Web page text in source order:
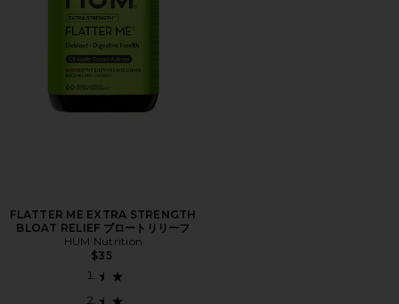
FLATTER ME EXTRA STRENGTH
BLOAT RELIEF ブロートリリーフ
HUM Nutrition
$35